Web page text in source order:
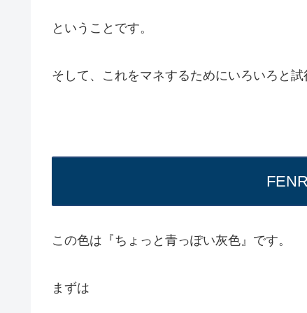
ということです。
そして、これをマネするためにいろいろと
この色は『ちょっと青っぽい灰色』です。
まずは